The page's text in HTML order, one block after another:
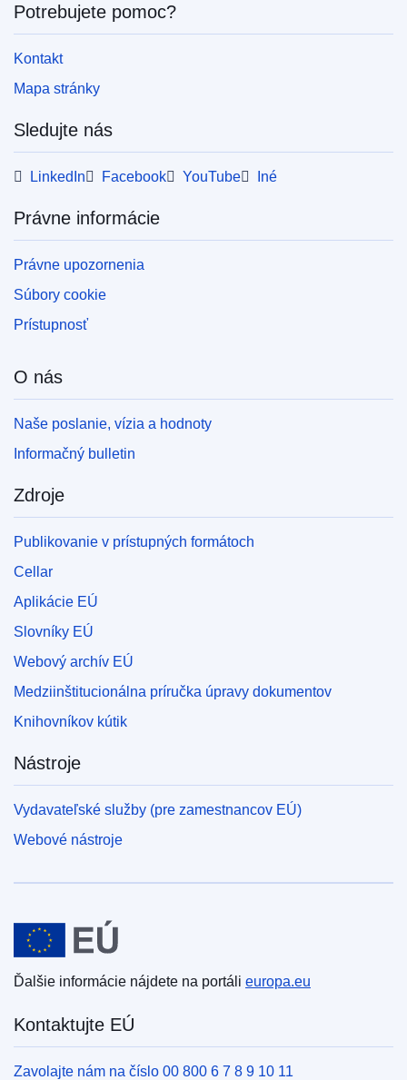
Potrebujete pomoc?
Kontakt
Mapa stránky
Sledujte nás
LinkedIn Facebook YouTube Iné
Právne informácie
Právne upozornenia
Súbory cookie
Prístupnosť
O nás
Naše poslanie, vízia a hodnoty
Informačný bulletin
Zdroje
Publikovanie v prístupných formátoch
Cellar
Aplikácie EÚ
Slovníky EÚ
Webový archív EÚ
Medziinštitucionálna príručka úpravy dokumentov
Knihovníkov kútik
Nástroje
Vydavateľské služby (pre zamestnancov EÚ)
Webové nástroje
Európska únia
Ďalšie informácie nájdete na portáli europa.eu
Kontaktujte EÚ
Zavolajte nám na číslo 00 800 6 7 8 9 10 11